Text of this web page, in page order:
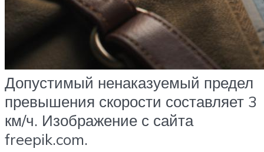
Допустимый ненаказуемый предел
превышения скорости составляет 3
км/ч. Изображение с сайта
freepik.com.